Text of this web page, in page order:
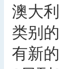
澳大
类别
有新